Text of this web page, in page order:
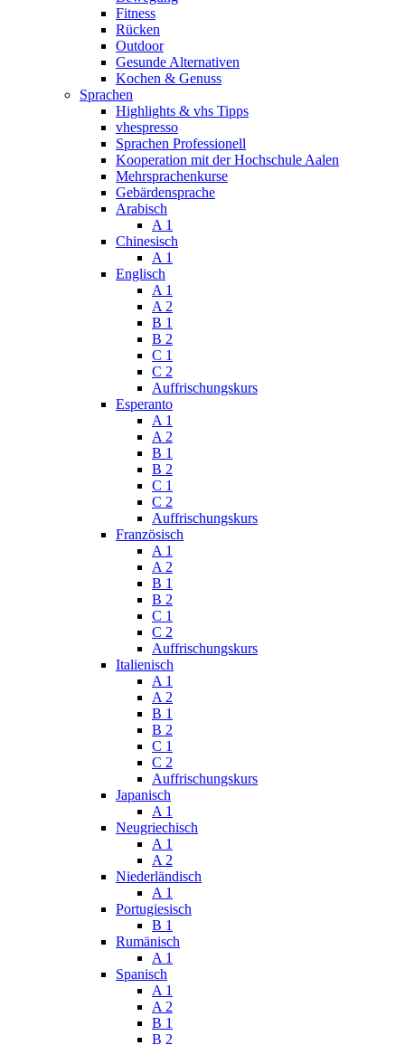
Fitness
Rücken
Outdoor
Gesunde Alternativen
Kochen & Genuss
Sprachen
Highlights & vhs Tipps
vhespresso
Sprachen Professionell
Kooperation mit der Hochschule Aalen
Mehrsprachenkurse
Gebärdensprache
Arabisch
A 1
Chinesisch
A 1
Englisch
A 1
A 2
B 1
B 2
C 1
C 2
Auffrischungskurs
Esperanto
A 1
A 2
B 1
B 2
C 1
C 2
Auffrischungskurs
Französisch
A 1
A 2
B 1
B 2
C 1
C 2
Auffrischungskurs
Italienisch
A 1
A 2
B 1
B 2
C 1
C 2
Auffrischungskurs
Japanisch
A 1
Neugriechisch
A 1
A 2
Niederländisch
A 1
Portugiesisch
B 1
Rumänisch
A 1
Spanisch
A 1
A 2
B 1
B 2